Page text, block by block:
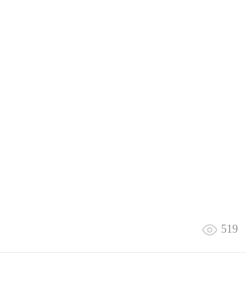
519